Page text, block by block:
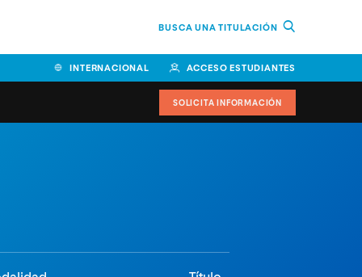
BUSCA UNA TITULACIÓN
INTERNACIONAL ACCESO ESTUDIANTES
SOLICITA INFORMACIÓN